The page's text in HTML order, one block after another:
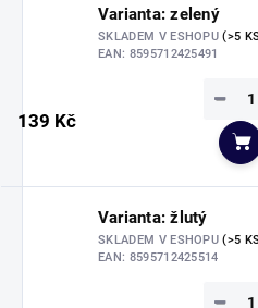
Varianta: zelený
SKLADEM V ESHOPU(>5
EAN: 8595712425491
139 Kč
−
Varianta: žlutý
SKLADEM V ESHOPU(>5
EAN: 8595712425514